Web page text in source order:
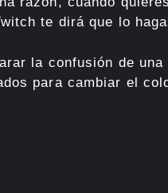
te dirá que lo
la confusión de
para cambiar el